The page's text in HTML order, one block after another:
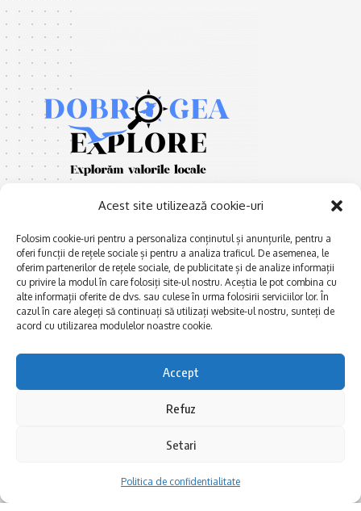
Acest site utilizează cookie-uri
Folosim cookie-uri pentru a personaliza conținutul și anunțurile, pentru a
oferi funcții de rețele sociale și pentru a analiza traficul. De asemenea, le
oferim partenerilor de rețele sociale, de publicitate și de analize informații
cu privire la modul în care folosiți site-ul nostru. Aceștia le pot combina cu
alte informații oferite de dvs. sau culese în urma folosirii serviciilor lor. În
cazul în care alegeți să continuați să utilizați website-ul nostru, sunteți de
acord cu utilizarea modulelor noastre cookie.
Accept
Refuz
Setari
Politica de confidentialitate
E xplorăm Dobrogea,
Explorăm valorile locale:
Deltă, Litoral, cele mai mari
biserici și mănăstiri, cele mai
FRUMOASE POVEȘTI.
Afaceri și meșteșuguri
Actualitate